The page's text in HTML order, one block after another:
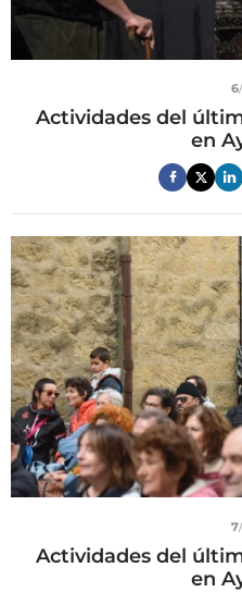
6
Actividades del
en
7
Actividades del
en